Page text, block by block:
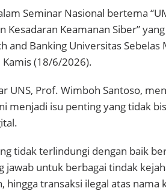
Seminar Nasional bertema
Keamanan Siber”
and Banking Universitas
Kamis (18/6/2026).
UNS, Prof. Wimboh Santoso,
menjadi isu penting yang tidak
tidak terlindungi dengan baik
jawab untuk berbagai tindak
hingga transaksi ilegal atas nama